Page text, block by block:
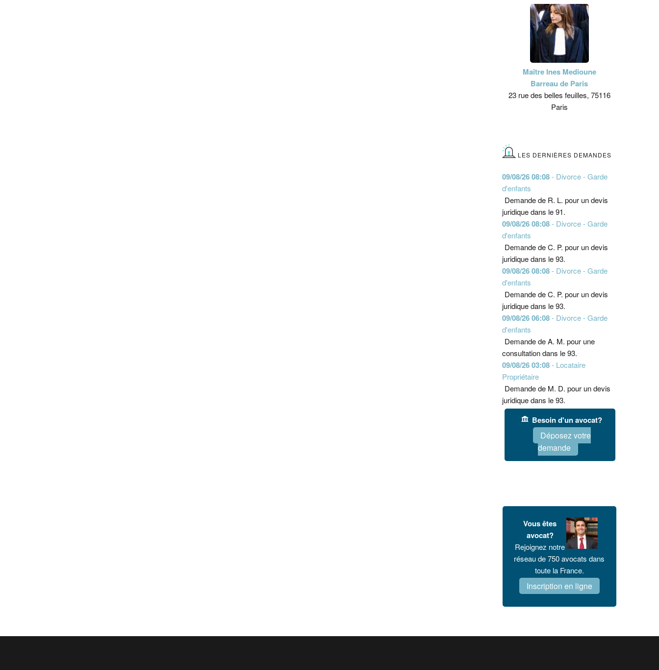
Maître Ines Medioune
Barreau de Paris
23 rue des belles feuilles, 75116
Paris
LES DERNIÈRES DEMANDES
09/08/26 08:08- Divorce - Garde
d'enfants
Demande de R. L. pour un devis
juridique dans le 91.
09/08/26 08:08- Divorce - Garde
d'enfants
Demande de C. P. pour un devis
juridique dans le 93.
09/08/26 08:08- Divorce - Garde
d'enfants
Demande de C. P. pour un devis
juridique dans le 93.
09/08/26 06:08- Divorce - Garde
d'enfants
Demande de A. M. pour une
consultation dans le 93.
09/08/26 03:08- Locataire
Propriétaire
Demande de M. D. pour un devis
juridique dans le 93.
Besoin d'un avocat?
Déposez votre
demande
Vous êtes
avocat?
Rejoignez notre
réseau de 750 avocats dans
toute la France.
Inscription en ligne